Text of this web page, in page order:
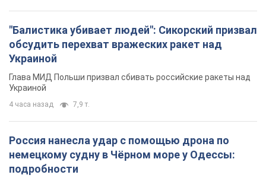
"Балистика убивает людей": Сикорский призвал
обсудить перехват вражеских ракет над
Украиной
Глава МИД Польши призвал сбивать российские ракеты над
Украиной
4 часа назад 7,9 т.
Россия нанесла удар с помощью дрона по
немецкому судну в Чёрном море у Одессы:
подробности